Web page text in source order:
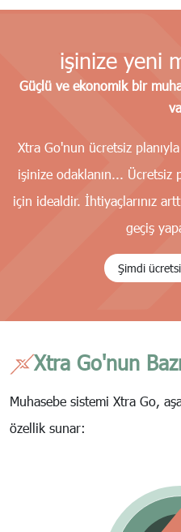
işinize yeni
Güçlü ve ekonomik bir
Xtra Go'nun ücretsiz
işinize odaklanın...
için idealdir. İhtiyaçlarınız
geçiş
Şimdi
Xtra Go'nun
Muhasebe sistemi Xtra Go,
özellik sunar: